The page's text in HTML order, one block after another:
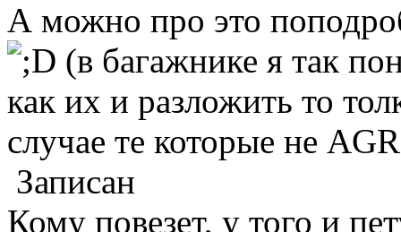
А можно про это
(в багажнике я так
как их и разложить то
случае те которые не
Записан
Кому повезет, у того и